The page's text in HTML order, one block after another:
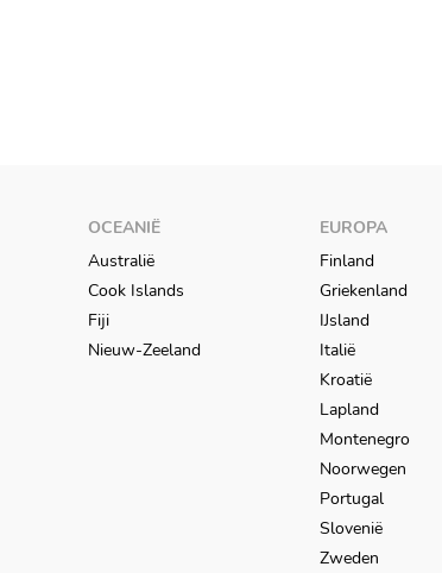
OCEANIË
Australië
Cook Islands
Fiji
Nieuw-Zeeland
EUROPA
Finland
Griekenland
IJsland
Italië
Kroatië
Lapland
Montenegro
Noorwegen
Portugal
Slovenië
Zweden